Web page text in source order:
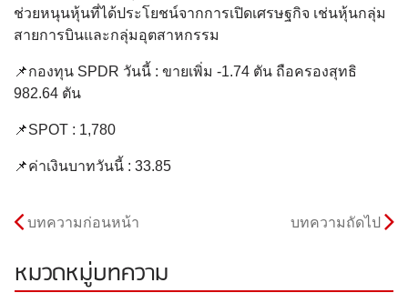
ช่วยหนุนหุ้นที่ได้ประโยชน์จากการเปิดเศรษฐกิจ เช่นหุ้นกลุ่ม
สายการบินและกลุ่มอุตสาหกรรม
📌กองทุน SPDR วันนี้ : ขายเพิ่ม -1.74 ตัน ถือครองสุทธิ
982.64 ตัน
📌SPOT : 1,780
📌ค่าเงินบาทวันนี้ : 33.85
บทความก่อนหน้า บทความถัดไป
หมวดหมู่บทความ